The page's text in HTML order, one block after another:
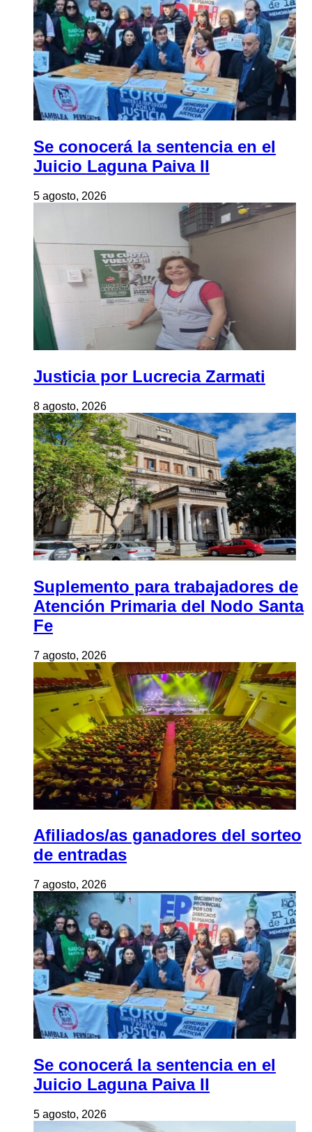
Se conocerá la sentencia en el
Juicio Laguna Paiva II
5 agosto, 2026
Justicia por Lucrecia Zarmati
8 agosto, 2026
Suplemento para trabajadores de
Atención Primaria del Nodo Santa
Fe
7 agosto, 2026
Afiliados/as ganadores del sorteo
de entradas
7 agosto, 2026
Se conocerá la sentencia en el
Juicio Laguna Paiva II
5 agosto, 2026